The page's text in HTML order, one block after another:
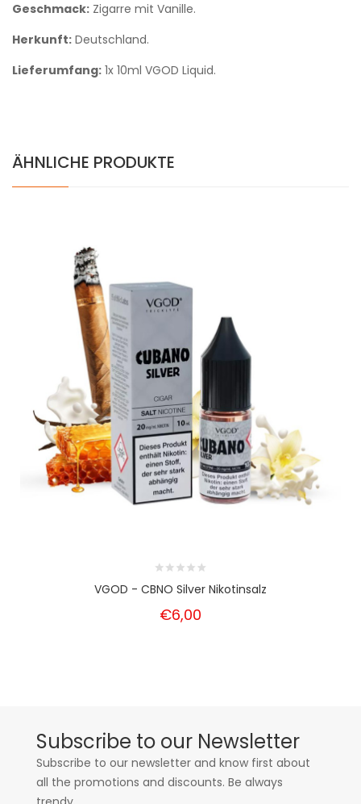
Geschmack: Zigarre mit Vanille.
Herkunft: Deutschland.
Lieferumfang: 1x 10ml VGOD Liquid.
ÄHNLICHE PRODUKTE
VGOD - CBNO Silver Nikotinsalz
€6,00
Subscribe to our Newsletter
Subscribe to our newsletter and know first about
all the promotions and discounts. Be always